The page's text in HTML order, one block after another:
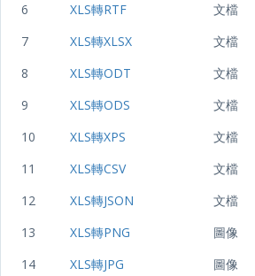
6 XLS轉RTF 文檔
7 XLS轉XLSX 文檔
8 XLS轉ODT 文檔
9 XLS轉ODS 文檔
10 XLS轉XPS 文檔
11 XLS轉CSV 文檔
12 XLS轉JSON 文檔
13 XLS轉PNG 圖像
14 XLS轉JPG 圖像